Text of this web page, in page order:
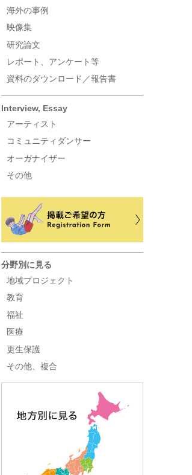
海外の事例
映像集
研究論文
レポート、アンケート等
資料のダウンロード／報告書
Interview, Essay
アーティスト
コミュニティダンサー
オーガナイザー
その他
分野別に見る
地域プロジェクト
教育
福祉
医療
更生保護
その他、複合